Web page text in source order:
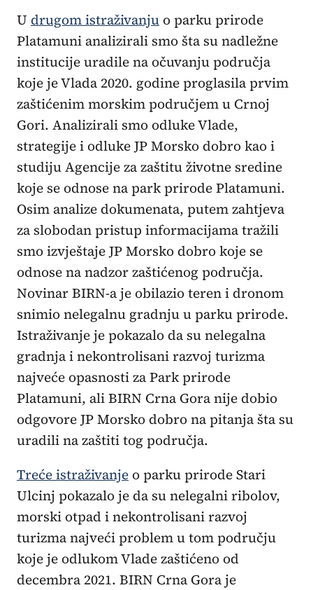
U drugom istraživanju o parku prirode
Platamuni analizirali smo šta su nadležne
institucije uradile na očuvanju područja
koje je Vlada 2020. godine proglasila prvim
zaštićenim morskim područjem u Crnoj
Gori. Analizirali smo odluke Vlade,
strategije i odluke JP Morsko dobro kao i
studiju Agencije za zaštitu životne sredine
koje se odnose na park prirode Platamuni.
Osim analize dokumenata, putem zahtjeva
za slobodan pristup informacijama tražili
smo izvještaje JP Morsko dobro koje se
odnose na nadzor zaštićenog područja.
Novinar BIRN-a je obilazio teren i dronom
snimio nelegalnu gradnju u parku prirode.
Istraživanje je pokazalo da su nelegalna
gradnja i nekontrolisani razvoj turizma
najveće opasnosti za Park prirode
Platamuni, ali BIRN Crna Gora nije dobio
odgovore JP Morsko dobro na pitanja šta su
uradili na zaštiti tog područja.
Treće istraživanje o parku prirode Stari
Ulcinj pokazalo je da su nelegalni ribolov,
morski otpad i nekontrolisani razvoj
turizma najveći problem u tom području
koje je odlukom Vlade zaštićeno od
decembra 2021. BIRN Crna Gora je